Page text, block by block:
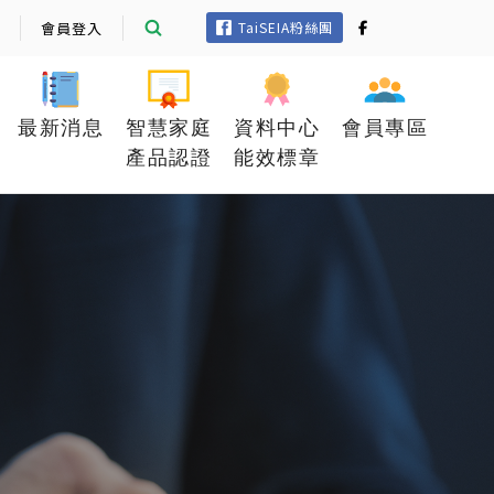
會員登入 TaiSEIA粉絲團
最新消息
智慧家庭
產品認證
資料中心
能效標章
會員專區